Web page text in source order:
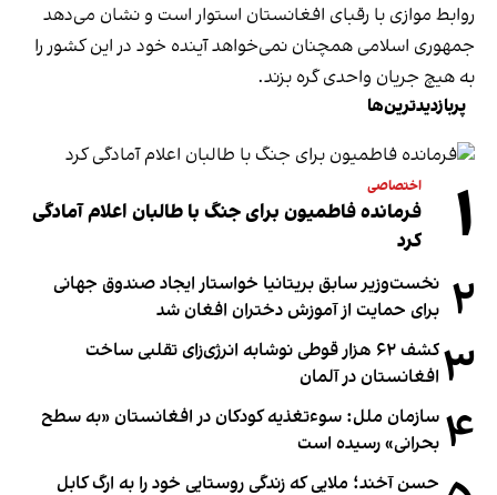
روابط موازی با رقبای افغانستان استوار است و نشان می‌دهد
جمهوری اسلامی همچنان نمی‌خواهد آینده خود در این کشور را
به هیچ جریان واحدی گره بزند.
پربازدیدترین‌ها
۱ اختصاصی
فرمانده فاطمیون برای جنگ با طالبان اعلام آمادگی
کرد
۲ نخست‌وزیر سابق بریتانیا خواستار ایجاد صندوق جهانی
برای حمایت از آموزش دختران افغان شد
۳
کشف ۶۲ هزار قوطی نوشابه انرژی‌زای تقلبی ساخت
افغانستان در آلمان
۴ سازمان ملل: سوء‌تغذیه کودکان در افغانستان «به سطح
بحرانی» رسیده است
حسن آخند؛ ملایی که زندگی روستایی خود را به ارگ کابل